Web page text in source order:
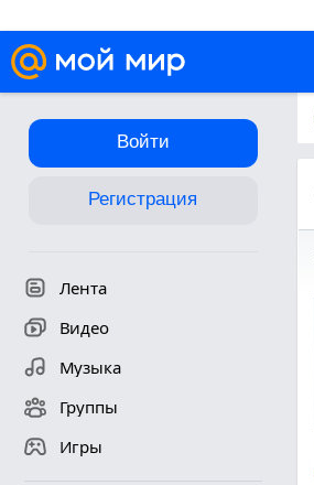
Войти
Регистрация
Лента
Видео
Музыка
Группы
Игры